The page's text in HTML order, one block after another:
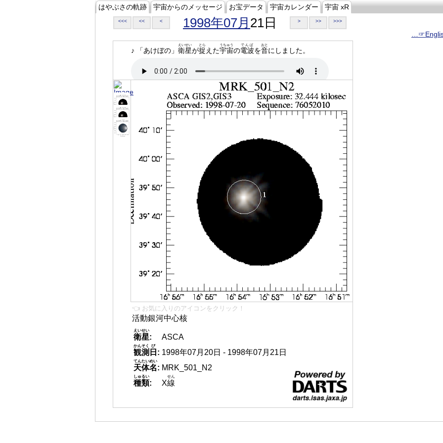
はやぶさの軌跡 宇宙からのメッセージ お宝データ 宇宙カレンダー 宇宙 xR
<<< << < 1998年07月 21日 > >> >>>
♪ 「あけぼの」 衛星
えいせい
が捉
とら
えた宇宙
うちゅう
の電波
でんぱ
を音
おと
にしました。
👈 お気に入りのアイコンをクリック！
活動銀河中心核
衛星
えいせい
:
ASCA
観測
かんそく
日
び
: 1998年07月20日 - 1998年07月21日
天体名
てんたいめい
: MRK_501_N2
種類
しゅるい
: X線
せん